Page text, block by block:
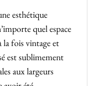
esthétique
quel espace
la fois vintage et
est sublimement
aux largeurs